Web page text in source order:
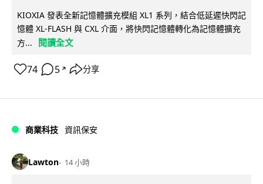
KIOXIA 發表全新記憶體擴充模組 XL1 系列，結合低延遲快閃記
憶體 XL-FLASH 與 CXL 介面，將快閃記憶體轉化為記憶體擴充
方...
閱讀全文
74 5 ↗ 分享
商業科技 資訊保安
Lawton 14 小時